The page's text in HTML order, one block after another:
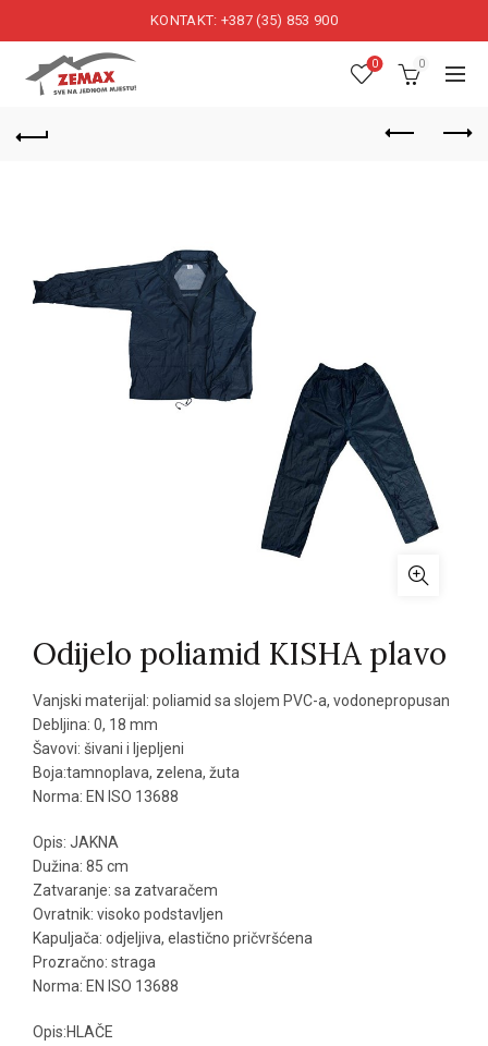
KONTAKT: +387 (35) 853 900
0 0
Odijelo poliamid KISHA plavo
Vanjski materijal: poliamid sa slojem PVC-a, vodonepropusan
Debljina: 0, 18 mm
Šavovi: šivani i ljepljeni
Boja:tamnoplava, zelena, žuta
Norma: EN ISO 13688
Opis: JAKNA
Dužina: 85 cm
Zatvaranje: sa zatvaračem
Ovratnik: visoko podstavljen
Kapuljača: odjeljiva, elastično pričvršćena
Prozračno: straga
Norma: EN ISO 13688
Opis:HLAČE